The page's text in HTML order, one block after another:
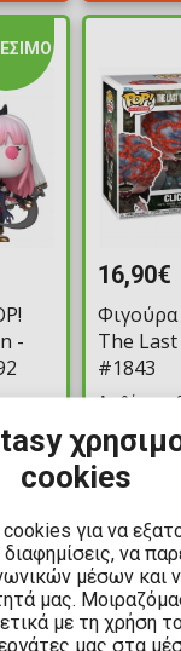
-
16,90€
Φιγούρα
The
#1843
Διαθέσιμα:
cookies
για να
να
μέσων και
μας.
με τη χρήση
μας στα